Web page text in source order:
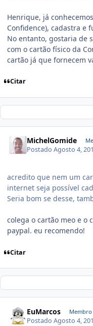
Henrique, já
Confidence), cadastra e
No entanto, gostaria de
com o cartão físico da
cartão já que fornecem
Citar
MichelGomide
PostadoAgosto 4,
acredito que nem um
internet seja possível
Seria bom se desse,
colega o cartão meo e o
paypal. eu recomendo!
Citar
EuMarcos Membro
PostadoAgosto 4,